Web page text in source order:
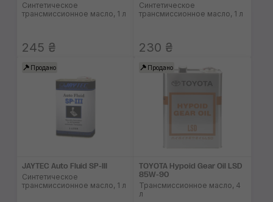
Синтетическое
трансмиссионное масло, 1 л
245 ₴
Синтетическое
трансмиссионное масло, 1 л
230 ₴
Продано
JAYTEC Auto Fluid SP-III
Синтетическое
трансмиссионное масло, 1 л
Продано
TOYOTA Hypoid Gear Oil LSD
85W-90
Трансмиссионное масло, 4
л